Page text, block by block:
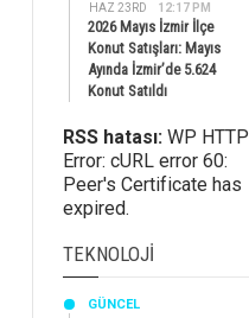
HAZ 23RD 12:17 PM
2026 Mayıs İzmir İlçe
Konut Satışları: Mayıs
Ayında İzmir’de 5.624
Konut Satıldı
RSS hatası: WP HTTP
Error: cURL error 60:
Peer's Certificate has
expired.
TEKNOLOJI
GÜNCEL